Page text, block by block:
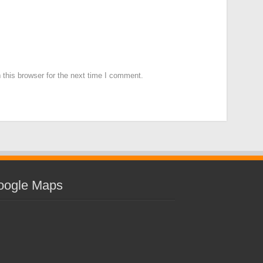
browser for the next time I comment.
Maps